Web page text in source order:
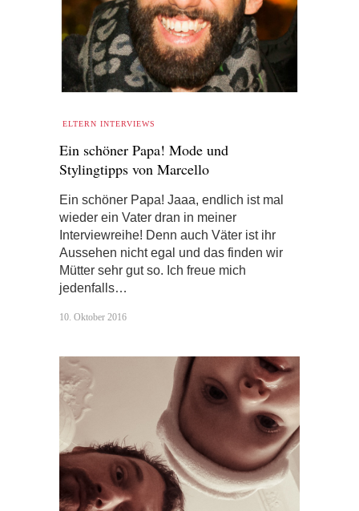
ELTERN INTERVIEWS
Ein schöner Papa! Mode und
Stylingtipps von Marcello
Ein schöner Papa! Jaaa, endlich ist mal
wieder ein Vater dran in meiner
Interviewreihe! Denn auch Väter ist ihr
Aussehen nicht egal und das finden wir
Mütter sehr gut so. Ich freue mich
jedenfalls…
10. Oktober 2016